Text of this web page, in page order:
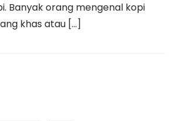
Banyak orang mengenal kopi
khas atau […]